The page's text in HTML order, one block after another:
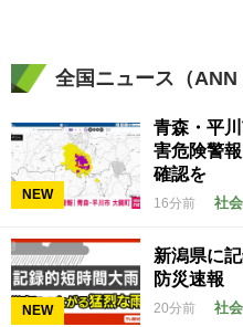
全国ニュース（ANN
NEW
青森・平
害危険警
確認を
16分前 社会
NEW
新潟県に
防災速報
20分前 社会